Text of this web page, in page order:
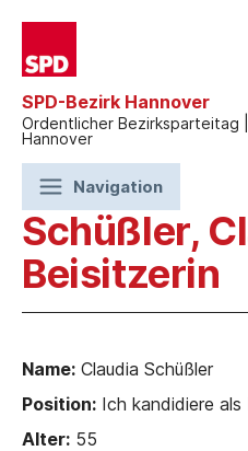
SPD-Bezirk Hannover
Ordentlicher Bezirksparteitag
Hannover
Navigation
Schüßler,
Beisitzerin
Name: Claudia Schüßler
Position: Ich kandidiere als
Alter: 55